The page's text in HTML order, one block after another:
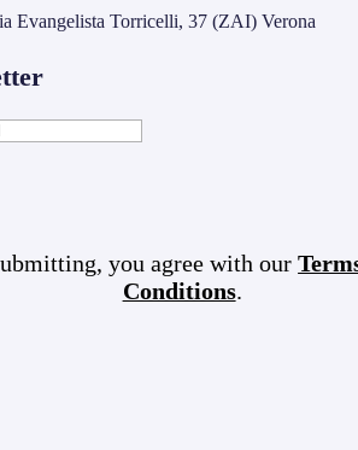
Evangelista Torricelli, 37 (ZAI) Verona
you agree with our
Conditions.